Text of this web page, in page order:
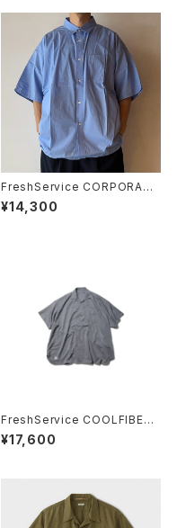
FreshService CORPORATE
UNIFORM S/S SHIRT
¥14,300
FreshService COOLFIBER
OPEN COLLAR S/S SHIRT
¥17,600